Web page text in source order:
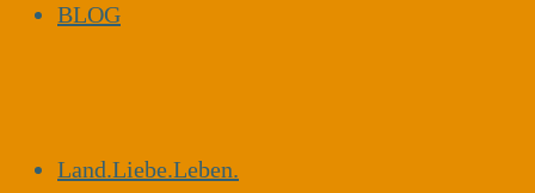
BLOG
Land.Liebe.Leben.